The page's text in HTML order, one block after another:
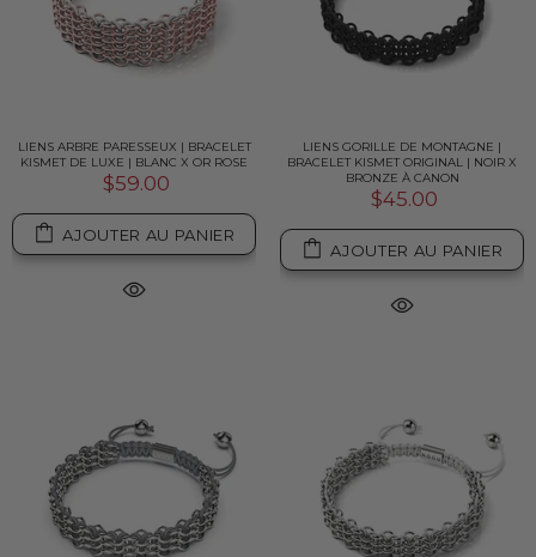
LIENS ARBRE PARESSEUX | BRACELET
KISMET DE LUXE | BLANC X OR ROSE
$59.00
AJOUTER AU PANIER
LIENS GORILLE DE MONTAGNE |
BRACELET KISMET ORIGINAL | NOIR X
BRONZE À CANON
$45.00
AJOUTER AU PANIER